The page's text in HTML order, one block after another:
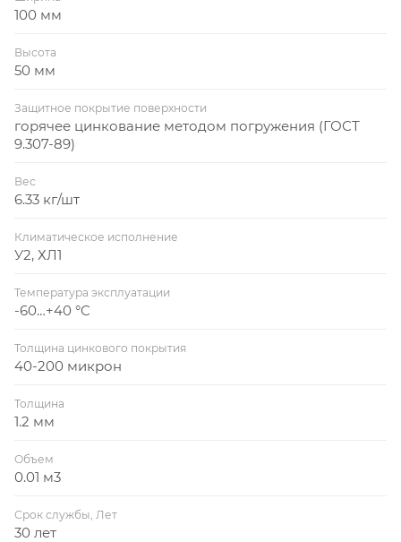
100 мм
Высота
50 мм
Защитное покрытие поверхности
горячее цинкование методом погружения (ГОСТ
9.307-89)
Вес
6.33 кг/шт
Климатическое исполнение
У2, ХЛ1
Температура эксплуатации
-60…+40 °C
Толщина цинкового покрытия
40-200 микрон
Толщина
1.2 мм
Объем
0.01 м3
Срок службы, Лет
30 лет